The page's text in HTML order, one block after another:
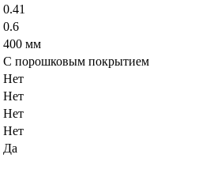
0.41
0.6
400 мм
С порошковым покрытием
Нет
Нет
Нет
Нет
Да